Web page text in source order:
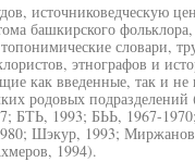
источниковедческую
башкирского
словари,
этнографов и
как введенные, так и не
родовых
БТЬ, 1993; БЬЬ, 1967-
Шэкур, 1993;
1994).